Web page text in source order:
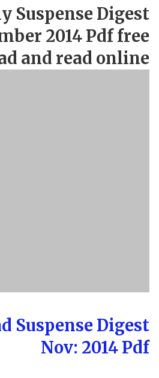
Suspense Digest
2014 Pdf free
and read online
Suspense Digest
Nov: 2014 Pdf